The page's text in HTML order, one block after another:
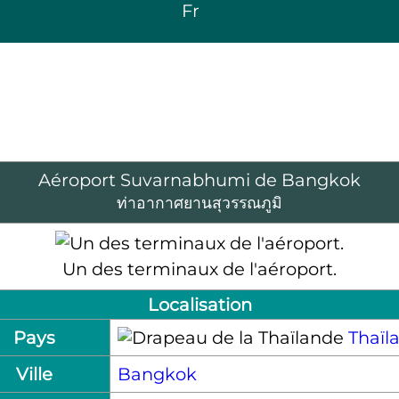
Fr
Aéroport Suvarnabhumi de Bangkok
ท่าอากาศยานสุวรรณภูมิ
Un des terminaux de l'aéroport.
Localisation
Pays
Ville
Bangkok